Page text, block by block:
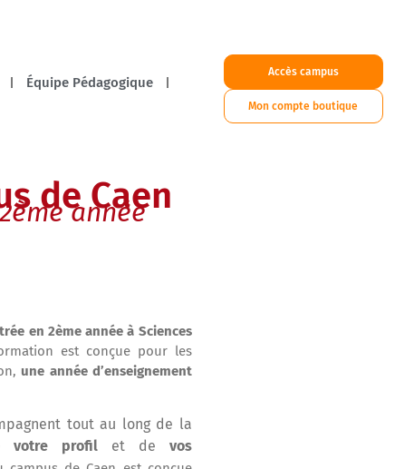
Équipe Pédagogique
Accès campus
Mon compte boutique
de Caen
année
en 2ème année à Sciences
est conçue pour les
une année d’enseignement
tout au long de la
votre profilet de vos